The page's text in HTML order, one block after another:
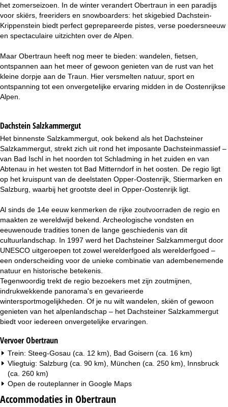
i
n
het zomerseizoen. In de winter verandert Obertraun in een paradijs
voor skiërs, freeriders en snowboarders: het skigebied Dachstein-
Krippenstein biedt perfect geprepareerde pistes, verse poedersneeuw
en spectaculaire uitzichten over de Alpen.
Maar Obertraun heeft nog meer te bieden: wandelen, fietsen,
ontspannen aan het meer of gewoon genieten van de rust van het
kleine dorpje aan de Traun. Hier versmelten natuur, sport en
ontspanning tot een onvergetelijke ervaring midden in de Oostenrijkse
Alpen.
Dachstein Salzkammergut
Het binnenste Salzkammergut, ook bekend als het Dachsteiner
Salzkammergut, strekt zich uit rond het imposante Dachsteinmassief –
van Bad Ischl in het noorden tot Schladming in het zuiden en van
Abtenau in het westen tot Bad Mitterndorf in het oosten. De regio ligt
op het kruispunt van de deelstaten Opper-Oostenrijk, Stiermarken en
Salzburg, waarbij het grootste deel in Opper-Oostenrijk ligt.
Al sinds de 14e eeuw kenmerken de rijke zoutvoorraden de regio en
maakten ze wereldwijd bekend. Archeologische vondsten en
eeuwenoude tradities tonen de lange geschiedenis van dit
cultuurlandschap. In 1997 werd het Dachsteiner Salzkammergut door
UNESCO uitgeroepen tot zowel werelderfgoed als werelderfgoed –
een onderscheiding voor de unieke combinatie van adembenemende
natuur en historische betekenis.
Tegenwoordig trekt de regio bezoekers met zijn zoutmijnen,
indrukwekkende panorama's en gevarieerde
wintersportmogelijkheden. Of je nu wilt wandelen, skiën of gewoon
genieten van het alpenlandschap – het Dachsteiner Salzkammergut
biedt voor iedereen onvergetelijke ervaringen.
Vervoer Obertraun
Trein: Steeg-Gosau (ca. 12 km), Bad Goisern (ca. 16 km)
Vliegtuig: Salzburg (ca. 90 km), München (ca. 250 km), Innsbruck
(ca. 260 km)
Open de routeplanner in Google Maps
Accommodaties in Obertraun